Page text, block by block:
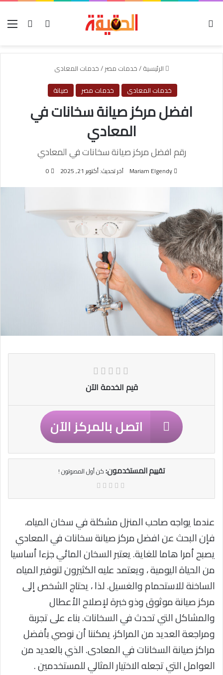
بحث عنتسجيل
الرئيسية/خدمات مصر/خدمات المعادى
خدمات المعادى
خدمات مصر صيانة
افضل مركز صيانة سخانات في
المعادي
رقم افضل مركز صيانة سخانات في المعادي
Mariam Elgendy آخر تحديث: أكتوبر 21, 2025 0
قيم الخدمة الآن
اتصل بالمركز الآن
تقييم المستخدمون:كن أول المصوتون !
عندما يواجه صاحب المنزل مشكلة في سخان المياه،
فإن البحث عن افضل مركز صيانة سخانات في المعادي
يصبح أمرا هاما للغاية. يعتبر السخان المائي جزءا أساسيا
من الحياة اليومية ، ويعتمد عليه الكثيرون لتوفير المياه
الساخنة للاستحمام والغسيل. لذا ، يحتاج الشخص إلى
مركز صيانة موثوق وذو خبرة لإصلاح الأعطال
والمشاكل التي تحدث في السخانات. بناء على تجربة
ومراجعة العديد من المراكز، يمكننا أن نوصي بأفضل
مراكز صيانة السخانات في المعادى. الذي بالعديد من
العوامل التي تجعله الاختيار المثالي للمستخدمين .